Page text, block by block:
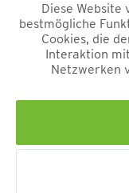
sowie
Rabattcode ist
kombinierbar.
*Alle Preise
und
Alle
Diese Website
bestmögliche
Cookies, die
Interaktion
Netzwerken